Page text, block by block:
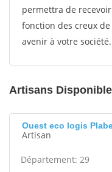
permettra de
fonction des creux
avenir à votre société.
Artisans
Ouest eco logis
Artisan
Département: 29